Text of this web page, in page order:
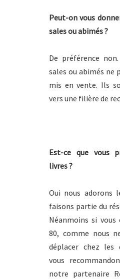
Peut-on vous
sales ou abimés ?
De préférence
sales ou abimés ne
mis en vente. Ils
vers une filière de
Est-ce que vous
livres ?
Oui nous adorons
faisons partie du
Néanmoins si vous
80, comme nous
déplacer chez les
vous
notre partenaire